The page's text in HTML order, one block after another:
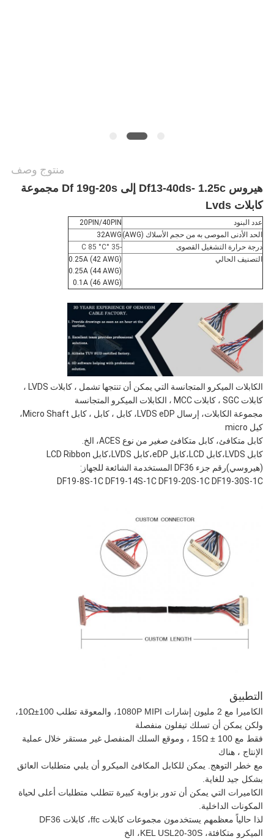
منتوج وصف
هيروس Df13-40ds- 1.25c إلى Df 19g-20s مجموعة
كابلات Lvds
عدد البنود
20PIN/40PIN
الحد الأدنى الموصى به من حجم الأسلاك (AWG)
32AWG
درجة حرارة التشغيل القصوى
-35 °C 85 °C
التصنيف الحالي
0.25A (42 AWG)
0.25A (44 AWG)
0.1A (46 AWG)
الكابلات الميكرو المتجانسة التي يمكن أن تنتجها تشمل ، كابلات LVDS ،
كابلات SGC ، كابلات MCC ، الكابلات الميكرو المتجانسة
مجموعة الكابلات، إرسال LVDS eDP، كابل ، كابل ، كابل Micro Shaft،
كيل micro
كابل متكافئ، كابل متكافئ صغير من نوع ACES، الخ.
كابل LVDS،كابل LCD،كابل eDP،كابل LVDS،كابل LCD Ribbon
(هيروسي)رقم جزء DF36 المستخدمة الشائعة للجهاز:
DF19-8S-1C DF19-14S-1C DF19-20S-1C DF19-30S-1C
التطبيق
الكاميرا مع 2 مليون إشارات 1080P MIPI، والمعوقة تطلب 100±10Ω،
ولكن يمكن أن تسلك تيفلون منفصلة
فقط مع 100 ± 15Ω ، وموقع السلك المنفصل غير مستقر خلال عملية
الإنتاج ، هناك
مع خطر التوهج. يمكن للكابل المكافئ الميكرو أن يلبي متطلبات العائق
بشكل جيد للغاية.
الكاميرات التي يمكن أن تدور بزاوية كبيرة تتطلب متطلبات أعلى لحياة
المكونات الداخلية.
لذا حالياً معظمهم يستخدمون مجموعات كابلات ffc، كابلات DF36
الميكرو متكافئة، KEL USL20-30S، الخ